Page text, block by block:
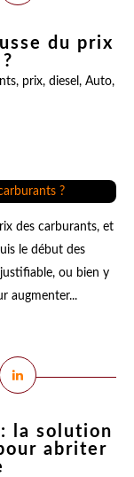
du prix
, prix, diesel , Auto,
des carburants, et
le début des
ou bien y
augmenter...
la solution
abriter